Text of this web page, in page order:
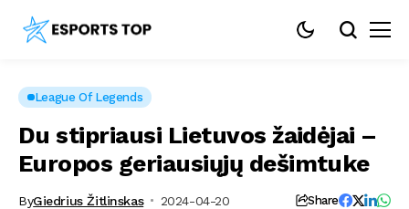
League Of Legends
Du stipriausi Lietuvos žaidėjai –
Europos geriausiųjų dešimtuke
ByGiedrius Žitlinskas 2024-04-20 Share